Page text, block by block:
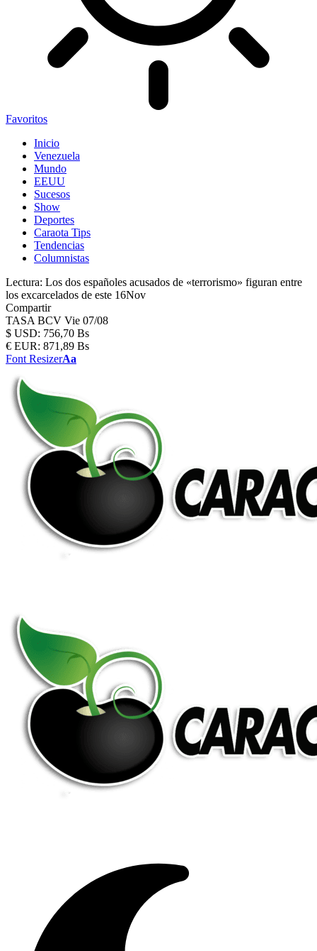
Favoritos
Inicio
Venezuela
Mundo
EEUU
Sucesos
Show
Deportes
Caraota Tips
Tendencias
Columnistas
Lectura: Los dos españoles acusados de «terrorismo» figuran entre
los excarcelados de este 16Nov
Compartir
TASA BCV Vie 07/08
$ USD: 756,70 Bs
€ EUR: 871,89 Bs
Font ResizerAa